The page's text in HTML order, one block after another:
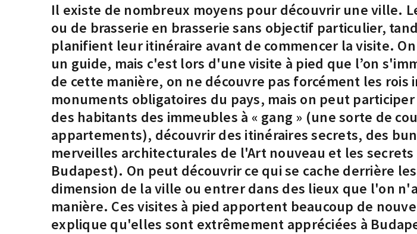
Il existe de nombreux moyens pour découvrir une ville.
ou de brasserie en brasserie sans objectif particulier,
planifient leur itinéraire avant de commencer la visite.
un guide, mais c'est lors d'une visite à pied que l’on
de cette manière, on ne découvre pas forcément les
monuments obligatoires du pays, mais on peut
des habitants des immeubles à « gang » (une sorte de
appartements), découvrir des itinéraires secrets, des
merveilles architecturales de l'Art nouveau et les
Budapest). On peut découvrir ce qui se cache derrière
dimension de la ville ou entrer dans des lieux que l'on
manière. Ces visites à pied apportent beaucoup de
explique qu'elles sont extrêmement appréciées à